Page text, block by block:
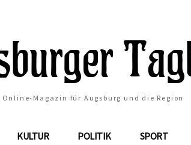
Online-Magazin für Augsburg und die Region
KULTUR POLITIK SPORT